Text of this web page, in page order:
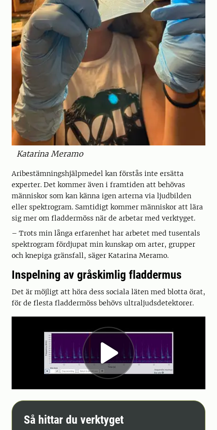
Katarina Meramo
Aribestämningshjälpmedel kan förstås inte ersätta
experter. Det kommer även i framtiden att behövas
människor som kan känna igen arterna via ljudbilden
eller spektrogram. Samtidigt kommer människor att lära
sig mer om fladdermöss när de arbetar med verktyget.
– Trots min långa erfarenhet har arbetet med tusentals
spektrogram fördjupat min kunskap om arter, grupper
och knepiga gränsfall, säger Katarina Meramo.
Inspelning av gråskimlig fladdermus
Det är möjligt att höra dess sociala läten med blotta örat,
för de flesta fladdermöss behövs ultraljudsdetektorer.
Så hittar du verktyget